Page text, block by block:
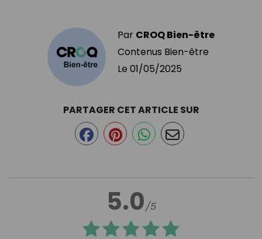
Par CROQ Bien-être
Contenus Bien-être
Le 01/05/2025
5.0/5
PARTAGER CET ARTICLE SUR